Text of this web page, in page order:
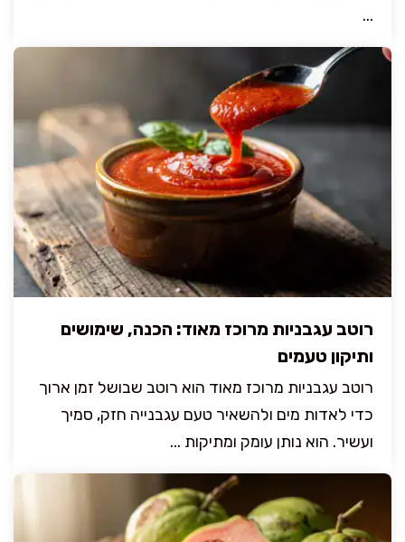
...
רוטב עגבניות מרוכז מאוד: הכנה, שימושים
ותיקון טעמים
רוטב עגבניות מרוכז מאוד הוא רוטב שבושל זמן ארוך
כדי לאדות מים ולהשאיר טעם עגבנייה חזק, סמיך
ועשיר. הוא נותן עומק ומתיקות ...